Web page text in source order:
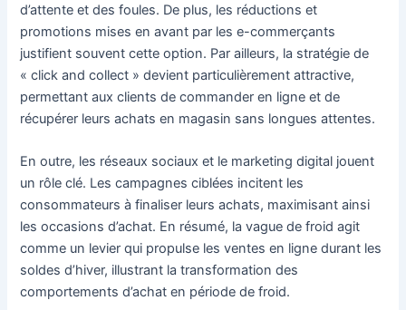
d’attente et des foules. De plus, les réductions et
promotions mises en avant par les e-commerçants
justifient souvent cette option. Par ailleurs, la stratégie de
« click and collect » devient particulièrement attractive,
permettant aux clients de commander en ligne et de
récupérer leurs achats en magasin sans longues attentes.
En outre, les réseaux sociaux et le marketing digital jouent
un rôle clé. Les campagnes ciblées incitent les
consommateurs à finaliser leurs achats, maximisant ainsi
les occasions d’achat. En résumé, la vague de froid agit
comme un levier qui propulse les ventes en ligne durant les
soldes d’hiver, illustrant la transformation des
comportements d’achat en période de froid.